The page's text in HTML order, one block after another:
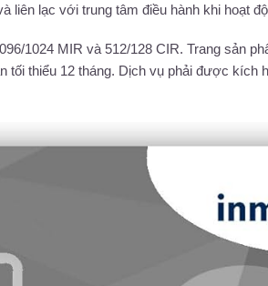
liên lạc với trung tâm điều hành khi hoạt
1024 MIR và 512/128 CIR. Trang sản
tối thiểu 12 tháng. Dịch vụ phải được kích